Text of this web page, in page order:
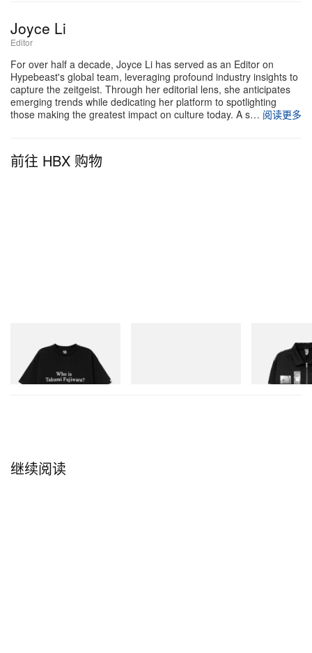
Joyce Li
Editor
For over half a decade, Joyce Li has served as an Editor on
Hypebeast's global team, leveraging profound industry insights to
capture the zeitgeist. Through her editorial lens, she anticipates
emerging trends while dedicating her platform to spotlighting
those making the greatest impact on culture today. A s… 阅读更多
前往 HBX 购物
Billionaire Boys Club X Initial
D Cotton T-Shirt 3
立刻购入
Billionaire
D Cotton Jacket
立刻购入
继续阅读